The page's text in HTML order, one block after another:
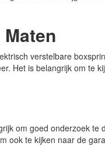
verstelbare
Het is belangrijk om te
om goed onderzoek te
ook te kijken naar de